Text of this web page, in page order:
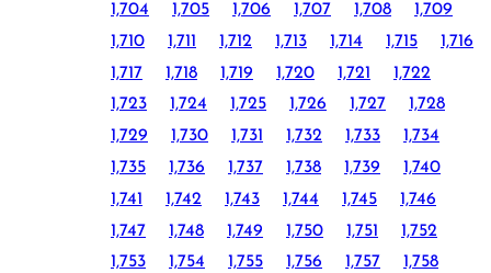
1,704
1,705 1,706 1,707 1,708
1,709
1,710
1,711 1,712 1,713 1,714 1,715
1,716
1,717
1,718 1,719 1,720 1,721
1,722
1,723
1,724 1,725 1,726 1,727
1,728
1,729
1,730 1,731 1,732 1,733
1,734
1,735
1,736 1,737 1,738 1,739
1,740
1,741
1,742 1,743 1,744 1,745
1,746
1,747
1,748 1,749 1,750 1,751
1,752
1,753
1,754 1,755 1,756 1,757
1,758